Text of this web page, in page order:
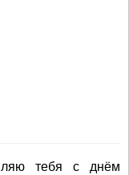
тебя с днём